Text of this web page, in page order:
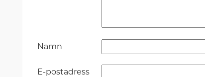
Namn
E-postadress